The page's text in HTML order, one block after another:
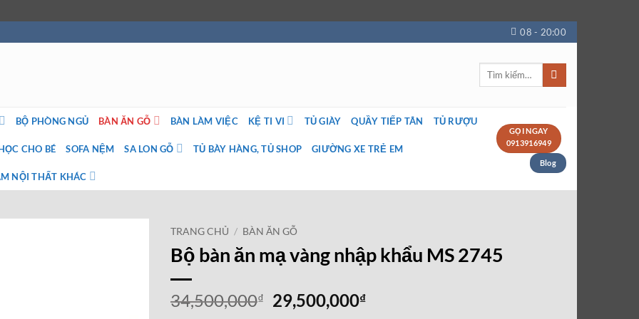
08 - 20:00
Tìm
BỘ PHÒNG NGỦ BÀN ĂN GỖ BÀN LÀM VIỆC KỆ TI VI TỦ GIÀY QUẦY TIẾP TÂN TỦ RƯỢU
CHO BÉ SOFA NỆM SA LON GỖ TỦ BÀY HÀNG, TỦ SHOP GIƯỜNG XE TRẺ EM
NỘI THẤT KHÁC
GỌI NGAY
0913916949
Blog
TRANG CHỦ / BÀN ĂN GỖ
Bộ bàn ăn mạ vàng nhập khẩu MS 2745
34,500,000₫
Giá
29,500,000₫Giá